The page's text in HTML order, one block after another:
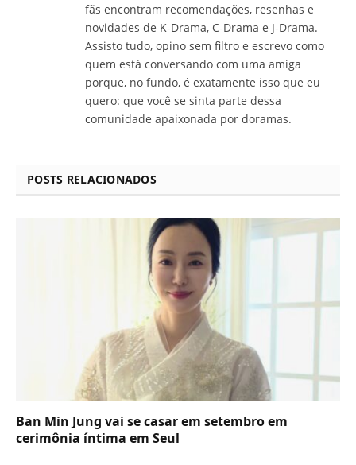
fãs encontram recomendações, resenhas e
novidades de K-Drama, C-Drama e J-Drama.
Assisto tudo, opino sem filtro e escrevo como
quem está conversando com uma amiga
porque, no fundo, é exatamente isso que eu
quero: que você se sinta parte dessa
comunidade apaixonada por doramas.
POSTS RELACIONADOS
Ban Min Jung vai se casar em setembro em
cerimônia íntima em Seul